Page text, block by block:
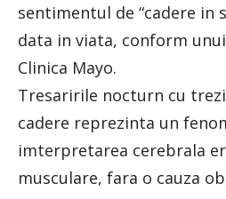
sentimentul de “cadere in
data in viata, conform
Clinica Mayo.
Tresaririle nocturn cu
cadere reprezinta un
imterpretarea cerebrala
musculare, fara o cauza